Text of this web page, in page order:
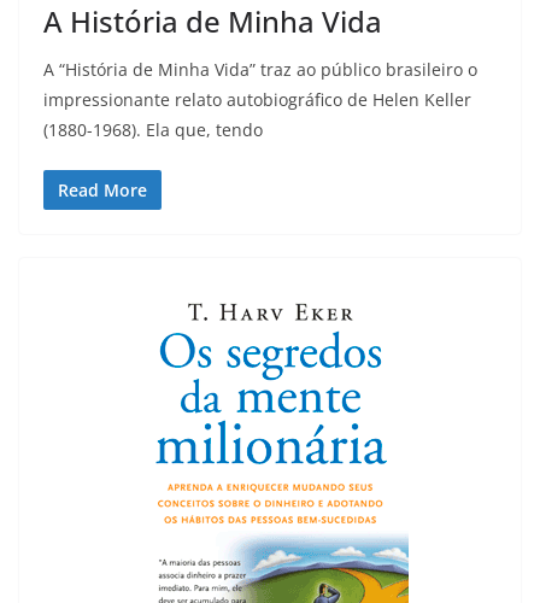
A História de Minha Vida
A “História de Minha Vida” traz ao público brasileiro o
impressionante relato autobiográfico de Helen Keller
(1880-1968). Ela que, tendo
Read More